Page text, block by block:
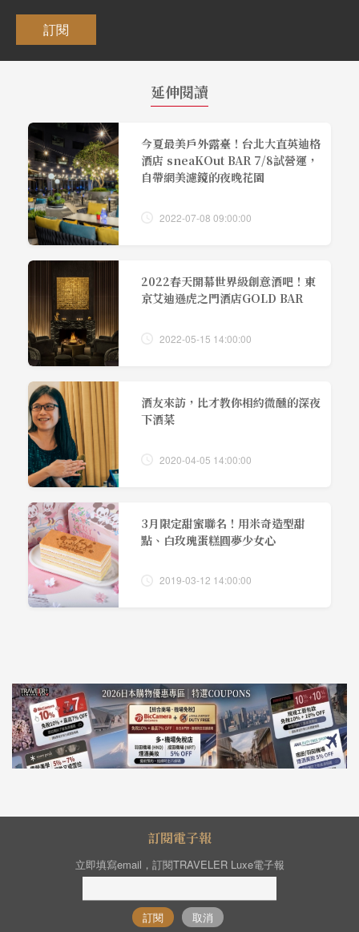
訂閱
延伸閱讀
今夏最美戶外露臺！台北大直英迪格
酒店 sneaKOut BAR 7/8試營運，
自帶網美濾鏡的夜晚花園
2022-07-08 09:00:00
2022春天開幕世界級創意酒吧！東
京艾迪遜虎之門酒店GOLD BAR
2022-05-15 14:00:00
酒友來訪，比才教你相約微醺的深夜
下酒菜
2020-04-05 14:00:00
3月限定甜蜜聯名！用米奇造型甜
點、白玫瑰蛋糕圓夢少女心
2019-03-12 14:00:00
訂閱電子報
立即填寫email，訂閱TRAVELER Luxe電子報
訂閱 取消